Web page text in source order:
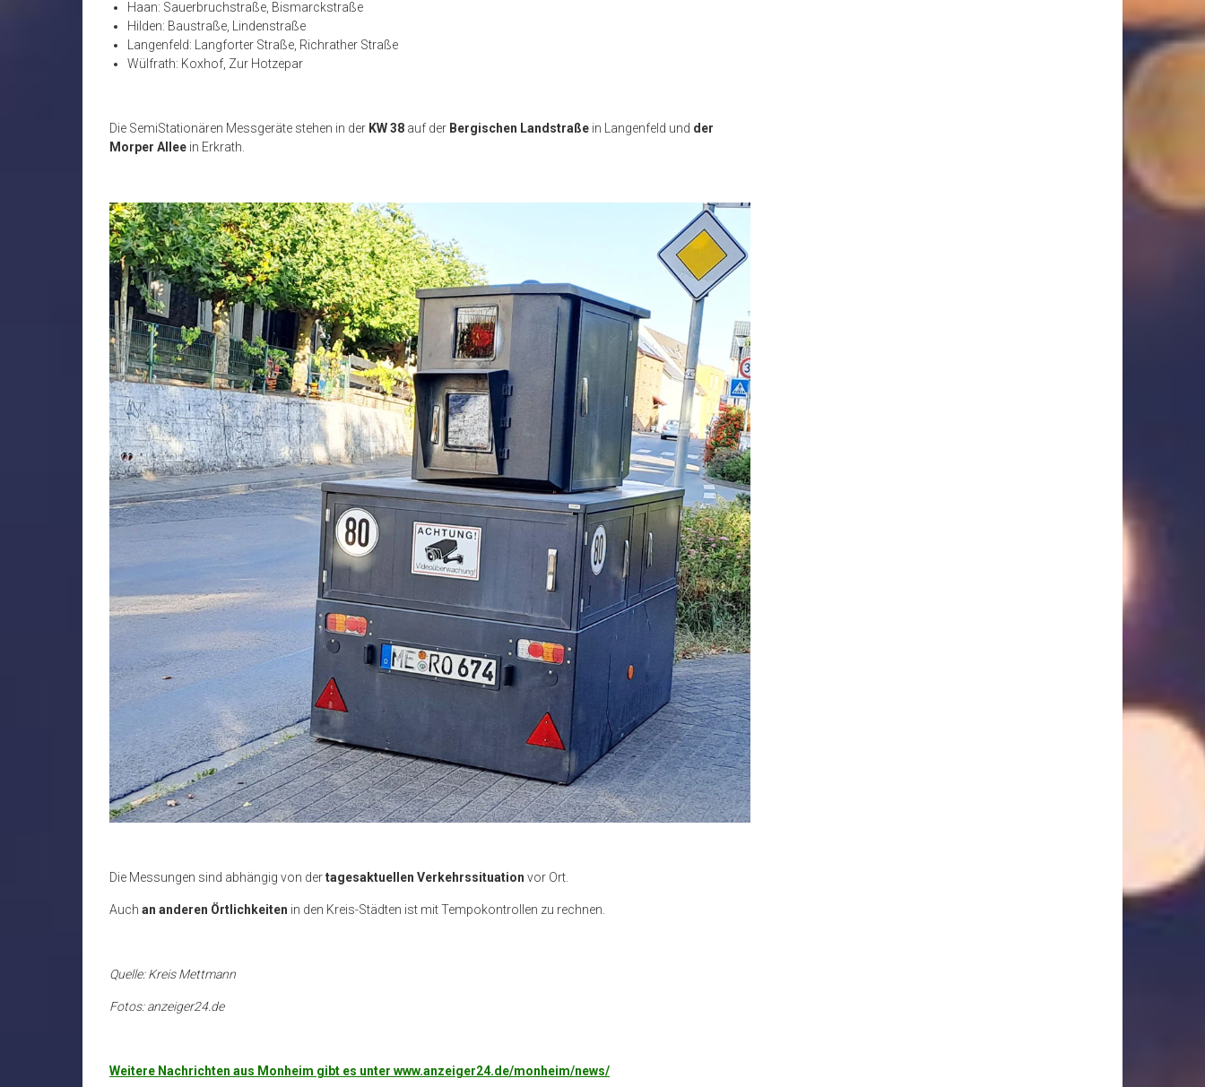
Haan: Sauerbruchstraße, Bismarckstraße
Hilden: Baustraße, Lindenstraße
Langenfeld: Langforter Straße, Richrather Straße
Wülfrath: Koxhof, Zur Hotzepar
Die SemiStationären Messgeräte stehen in der KW 38 auf der Bergischen Landstraße in Langenfeld und der
Morper Allee in Erkrath.
Die Messungen sind abhängig von dertagesaktuellen Verkehrssituation vor Ort.
Auch an anderen Örtlichkeiten in den Kreis-Städten ist mit Tempokontrollen zu rechnen.
Quelle: Kreis Mettmann
Fotos: anzeiger24.de
Weitere Nachrichten aus Monheim gibt es unter www.anzeiger24.de/monheim/news/